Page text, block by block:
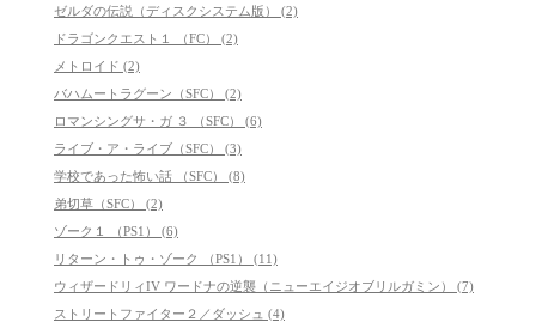
ゼルダの伝説（ディスクシステム版） (2)
ドラゴンクエスト１ （FC） (2)
メトロイド (2)
バハムートラグーン（SFC） (2)
ロマンシングサ・ガ ３ （SFC） (6)
ライブ・ア・ライブ（SFC） (3)
学校であった怖い話 （SFC） (8)
弟切草（SFC） (2)
ゾーク１ （PS1） (6)
リターン・トゥ・ゾーク （PS1） (11)
ウィザードリィIV ワードナの逆襲（ニューエイジオブリルガミン） (7)
ストリートファイター２／ダッシュ (4)